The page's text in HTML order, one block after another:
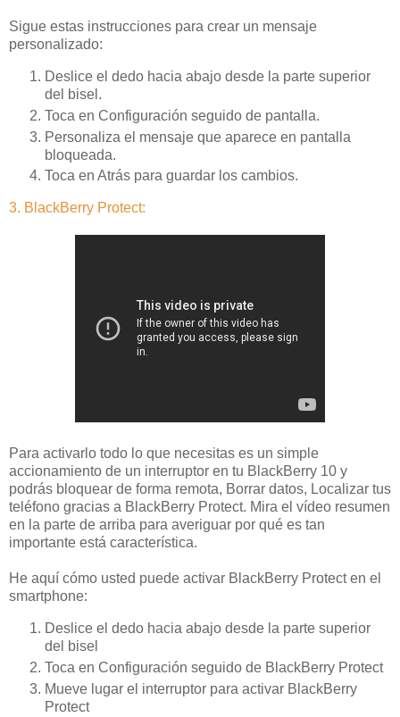
Sigue estas instrucciones para crear un mensaje
personalizado:
Deslice el dedo hacia abajo desde la parte superior
del bisel.
Toca en Configuración seguido de pantalla.
Personaliza el mensaje que aparece en pantalla
bloqueada.
Toca en Atrás para guardar los cambios.
3. BlackBerry Protect:
Para activarlo todo lo que necesitas es un simple
accionamiento de un interruptor en tu BlackBerry 10 y
podrás bloquear de forma remota, Borrar datos, Localizar tus
teléfono gracias a BlackBerry Protect. Mira el vídeo resumen
en la parte de arriba para averiguar por qué es tan
importante está característica.
He aquí cómo usted puede activar BlackBerry Protect en el
smartphone:
Deslice el dedo hacia abajo desde la parte superior
del bisel
Toca en Configuración seguido de BlackBerry Protect
Mueve lugar el interruptor para activar BlackBerry
Protect